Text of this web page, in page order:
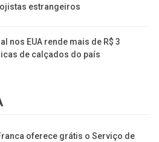
estrangeiros
nos EUA rende mais de R$ 3
de calçados do país
oferece grátis o Serviço de